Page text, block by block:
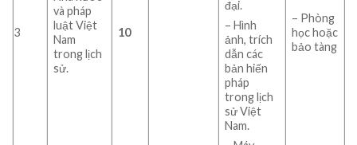
3
và pháp
luật Việt
Nam
trong lịch
sử.
10
đại.
– Hình
ảnh, trích
dẫn các
bản hiến
pháp
trong lịch
sử Việt
Nam.
– Phòng
học hoặc
bảo tàng